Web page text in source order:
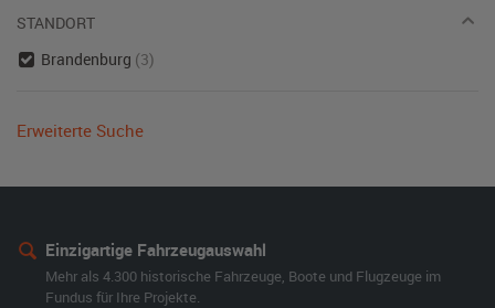
STANDORT
Brandenburg (3)
Erweiterte Suche
Einzigartige Fahrzeugauswahl
Mehr als 4.300 historische Fahrzeuge, Boote und Flugzeuge im
Fundus für Ihre Projekte.